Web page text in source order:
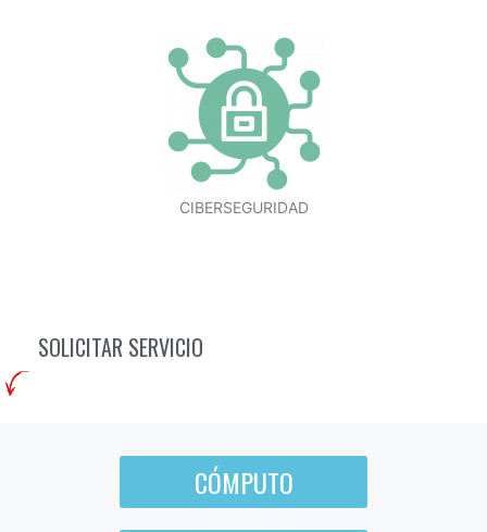
CIBERSEGURIDAD
SOLICITAR SERVICIO
CÓMPUTO